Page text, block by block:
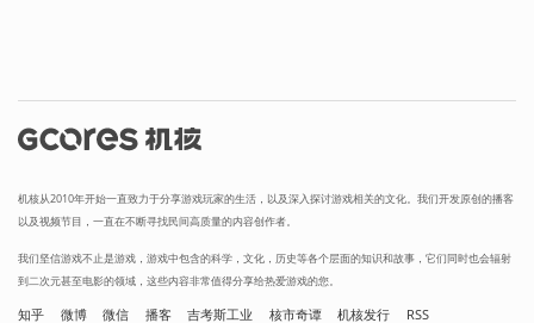
机核从2010年开始一直致力于分享游戏玩家的生活，以及深入探讨游戏相关的文化。我们开发原创的播客
以及视频节目，一直在不断寻找民间高质量的内容创作者。
我们坚信游戏不止是游戏，游戏中包含的科学，文化，历史等各个层面的知识和故事，它们同时也会辐射
到二次元甚至电影的领域，这些内容非常值得分享给热爱游戏的您。
知乎 微博 微信 播客 吉考斯工业 核市奇谭 机核发行 RSS